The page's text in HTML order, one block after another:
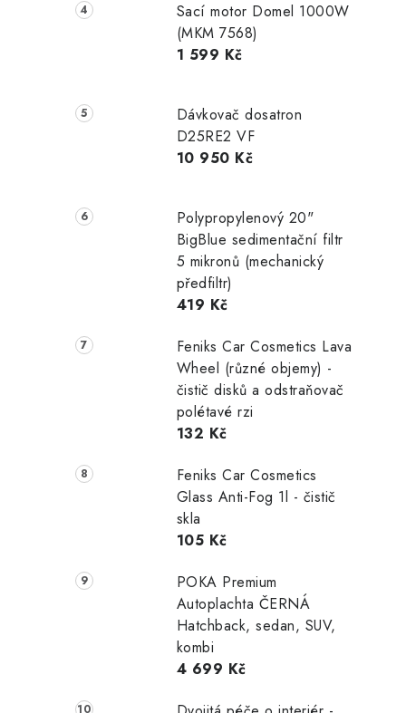
Sací motor Domel 1000W
(MKM 7568)
1 599 Kč
Dávkovač dosatron
D25RE2 VF
10 950 Kč
Polypropylenový 20"
BigBlue sedimentační filtr
5 mikronů (mechanický
předfiltr)
419 Kč
Feniks Car Cosmetics Lava
Wheel (různé objemy) -
čistič disků a odstraňovač
polétavé rzi
132 Kč
Feniks Car Cosmetics
Glass Anti-Fog 1l - čistič
skla
105 Kč
POKA Premium
Autoplachta ČERNÁ
Hatchback, sedan, SUV,
kombi
4 699 Kč